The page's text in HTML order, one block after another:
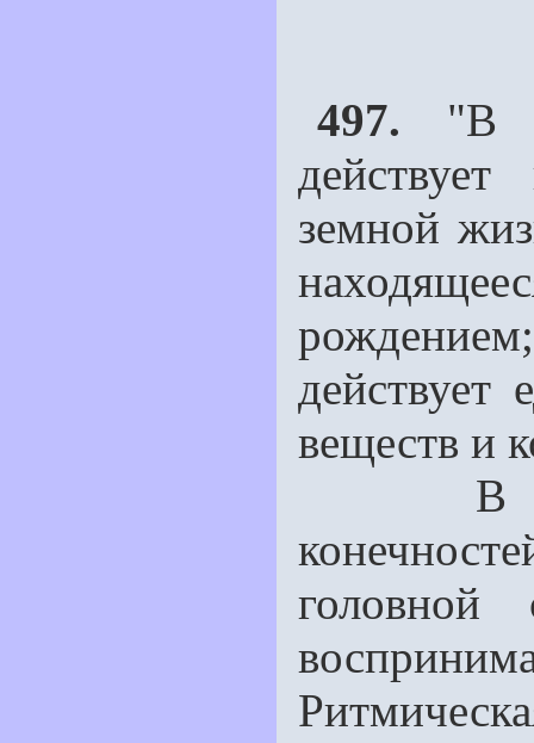
497. "В
земной
дей­ствует
веществ и
В